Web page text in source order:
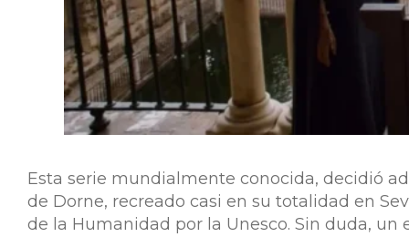
Esta serie mundialmente conocida, decidió
de Dorne, recreado casi en su totalidad en
de la Humanidad por la Unesco. Sin duda, un